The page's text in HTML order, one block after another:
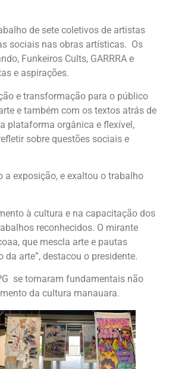
de sete coletivos de artistas
sociais nas obras artísticas. Os
Funkeiros Cults, GARRRA e
e aspirações.
e transformação para o público
e também com os textos atrás de
plataforma orgânica e flexível,
sobre questões sociais e
a exposição, e exaltou o trabalho
à cultura e na capacitação dos
reconhecidos. O mirante
que mescla arte e pautas
arte”, destacou o presidente.
se tornaram fundamentais não
da cultura manauara.